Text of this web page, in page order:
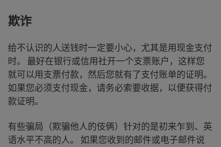
欺诈
给不认识的人送钱时一定要小心，尤其是用现金支付
时。 最好在银行或信用社开一个支票账户，这样您
就可以用支票付款，然后您就有了支付账单的证明。
如果您必须支付现金，请务必索要收据，以便获得付
款证明。
有些骗局（欺骗他人的伎俩）针对的是初来乍到、英
语水平不高的人。 如果您收到的邮件或电子邮件说